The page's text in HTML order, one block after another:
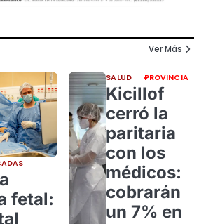
Ver Más
fetal:
SALUD PROVINCIA
Kicillof
cerró la
paritaria
con los
médicos:
cobrarán
un 7% en